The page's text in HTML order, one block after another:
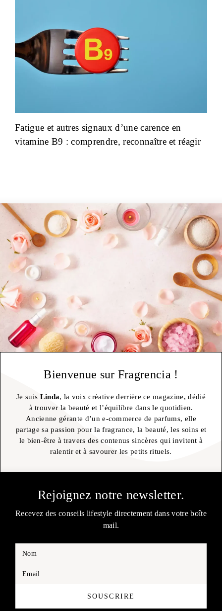
Fatigue et autres signaux d’une carence en
vitamine B9 : comprendre, reconnaître et réagir
Bienvenue sur Fragrencia !
Je suis Linda, la voix créative derrière ce magazine, dédié
à trouver la beauté et l’équilibre dans le quotidien.
Ancienne gérante d’un e-commerce de parfums, elle
partage sa passion pour la fragrance, la beauté, les soins et
le bien-être à travers des contenus sincères qui invitent à
ralentir et à savourer les petits rituels.
Rejoignez notre newsletter.
Recevez des conseils lifestyle directement dans votre boîte
mail.
Nom
Email
SOUSCRIRE